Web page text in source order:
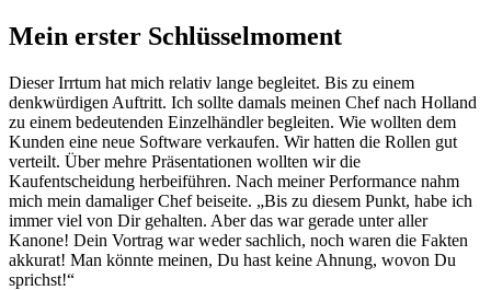
Mein erster Schlüsselmoment
Dieser Irrtum hat mich relativ lange begleitet. Bis zu einem
denkwürdigen Auftritt. Ich sollte damals meinen Chef nach Holland
zu einem bedeutenden Einzelhändler begleiten. Wie wollten dem
Kunden eine neue Software verkaufen. Wir hatten die Rollen gut
verteilt. Über mehre Präsentationen wollten wir die
Kaufentscheidung herbeiführen. Nach meiner Performance nahm
mich mein damaliger Chef beiseite. „Bis zu diesem Punkt, habe ich
immer viel von Dir gehalten. Aber das war gerade unter aller
Kanone! Dein Vortrag war weder sachlich, noch waren die Fakten
akkurat! Man könnte meinen, Du hast keine Ahnung, wovon Du
sprichst!“